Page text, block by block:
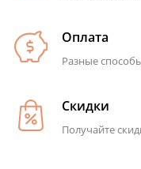
Оплата
Разные
Скидки
Получайте